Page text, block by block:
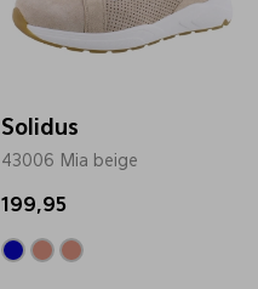
Solidus
43006 Mia beige
199,95